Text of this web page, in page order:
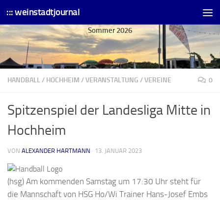
Skip to content
::: weinstadtjournal
Sommer 2026
HANDBALL/ HOCHHEIM /VERANSTALTUNG /VEREINE 0
Spitzenspiel der Landesliga Mitte in
Hochheim
VON ALEXANDER HARTMANN · 13. JANUAR 2023
(hsg) Am kommenden Samstag um 17:30 Uhr steht für
die Mannschaft von HSG Ho/Wi Trainer Hans-Josef Embs